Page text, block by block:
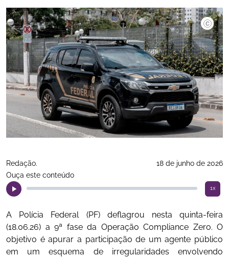
©Paulo
Redação.
18 de junho de 2026
Ouça este conteúdo
1x
A Polícia Federal (PF) deflagrou nesta quinta-feira
(18.06.26) a 9ª fase da Operação Compliance Zero. O
objetivo é apurar a participação de um agente público
em um esquema de irregularidades envolvendo